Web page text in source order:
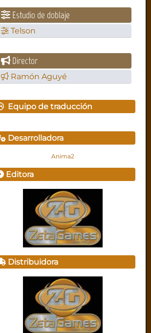
Estudio de doblaje
Telson
Director
Ramón Aguyé
Equipo de traducción
Desarrolladora
Anima2
Editora
Distribuidora